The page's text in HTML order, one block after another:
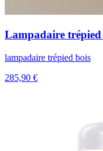
Lampadaire
lampadaire trépied bois
285,90 €